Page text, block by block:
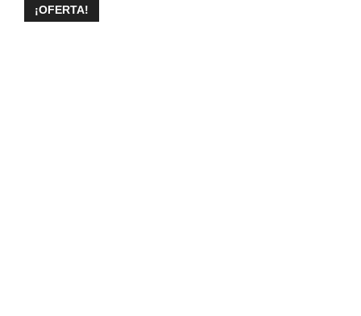
¡OFERTA!